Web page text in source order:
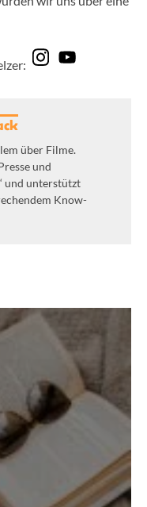
über Filme.
und
und unterstützt
Know-